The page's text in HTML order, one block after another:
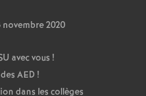
2020
avec vous !
AED !
dans les collèges